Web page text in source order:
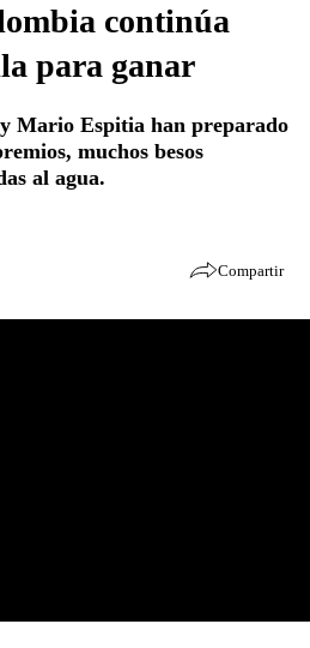
continúa
para ganar
Mario Espitia han preparado
muchos besos
al agua.
Compartir